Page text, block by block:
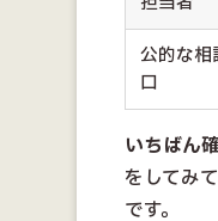
公的な相
口
いちばん
をしてみ
です。